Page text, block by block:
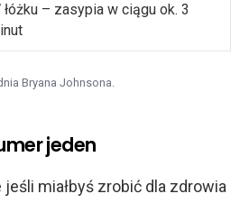
łóżku – zasypia w ciągu ok. 3
Bryana Johnsona.
jeden
miałbyś zrobić dla zdrowia